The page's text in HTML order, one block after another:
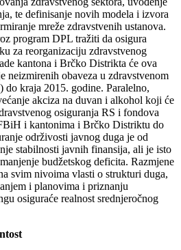
te definisanje novih modela i izvora
mreže zdravstvenih ustanova.
program DPL tražiti da osigura
za reorganizaciju zdravstvenog
kantona i Brčko Distrikta će ova
neizmirenih obaveza u zdravstvenom
do kraja 2015. godine. Paralelno,
akciza na duvan i alkohol koji će
osiguranja RS i fondova
i kantonima i Brčko Distriktu do
održivosti javnog duga je od
stabilnosti javnih finansija, ali je isto
budžetskog deficita. Razmjene
svim nivoima vlasti o strukturi duga,
i planovima i priznanju
osiguraće realnost srednjeročnog